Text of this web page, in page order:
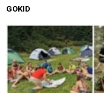
GOKID